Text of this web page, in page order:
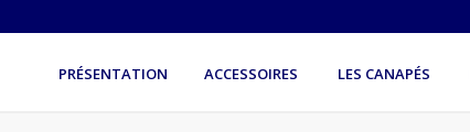
PRÉSENTATION ACCESSOIRES LES CANAPÉS